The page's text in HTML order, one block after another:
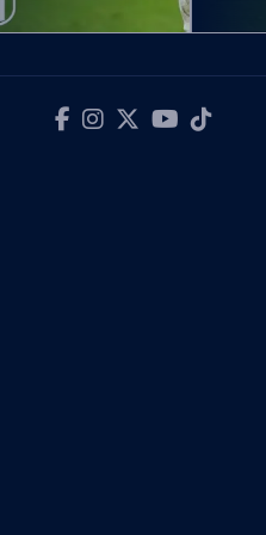
Le prime parole
in
parole di